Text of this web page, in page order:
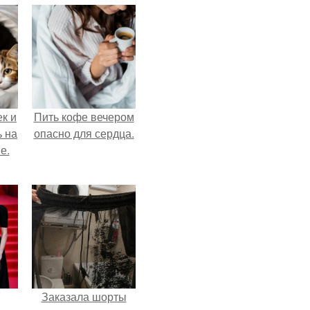
и
на
Пить кофе вечером
опасно для сердца.
Заказала шорты